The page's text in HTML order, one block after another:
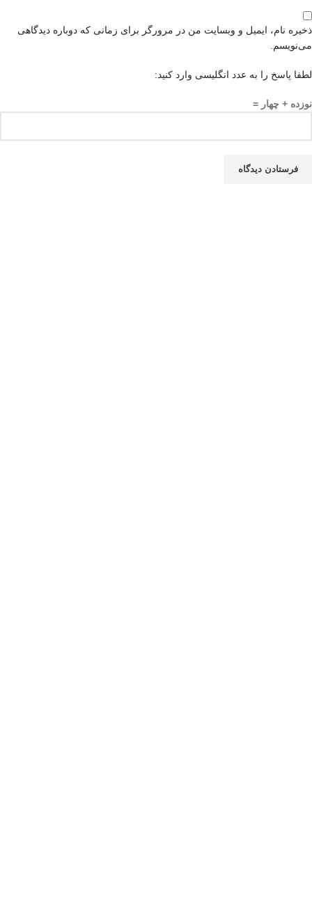
ذخیره نام، ایمیل و وبسایت من در مرورگر برای زمانی که دوباره دیدگاهی
می‌نویسم.
لطفا پاسخ را به عدد انگلیسی وارد کنید:
نوزده + چهار =